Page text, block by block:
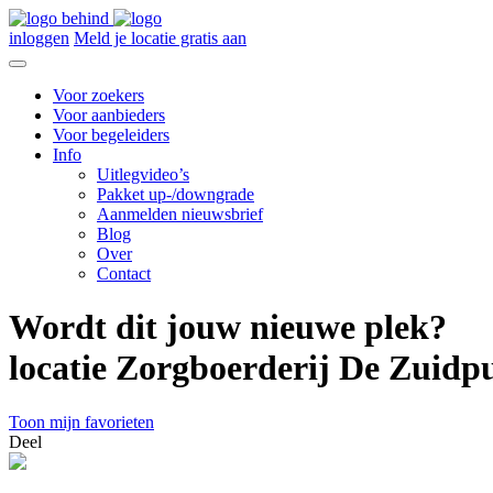
inloggen Meld je locatie gratis aan
Voor zoekers
Voor aanbieders
Voor begeleiders
Info
Uitlegvideo’s
Pakket up-/downgrade
Aanmelden nieuwsbrief
Blog
Over
Contact
Wordt dit jouw nieuwe plek?
locatie Zorgboerderij De
Toon mijn favorieten
Deel